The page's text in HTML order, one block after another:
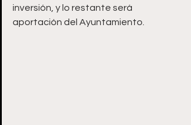
inversión, y lo restante será